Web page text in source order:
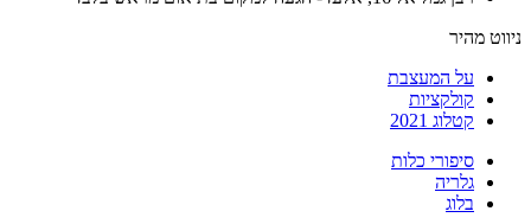
ניווט מהיר
על המעצבת
קולקציות
קטלוג 2021
סיפורי כלות
גלריה
בלוג